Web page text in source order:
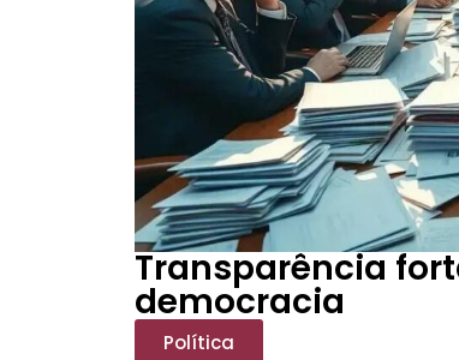
Transparência
democracia
Política